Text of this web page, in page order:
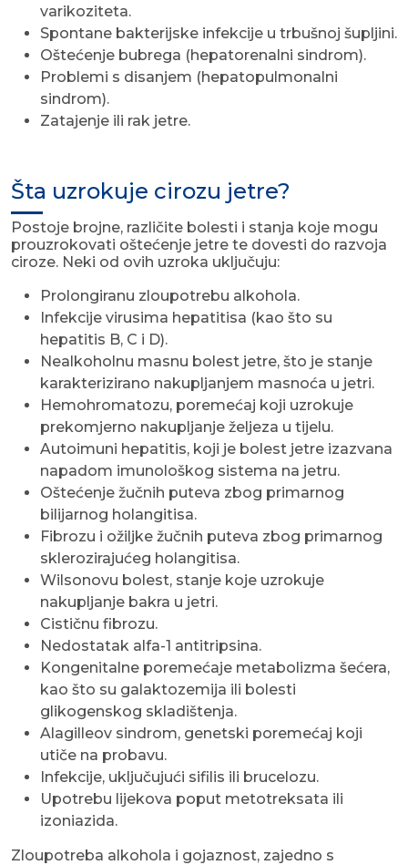
varikoziteta.
Spontane bakterijske infekcije u trbušnoj šupljini.
Oštećenje bubrega (hepatorenalni sindrom).
Problemi s disanjem (hepatopulmonalni
sindrom).
Zatajenje ili rak jetre.
Šta uzrokuje cirozu jetre?
Postoje brojne, različite bolesti i stanja koje mogu
prouzrokovati oštećenje jetre te dovesti do razvoja
ciroze. Neki od ovih uzroka uključuju:
Prolongiranu zloupotrebu alkohola.
Infekcije virusima hepatitisa (kao što su
hepatitis B, C i D).
Nealkoholnu masnu bolest jetre, što je stanje
karakterizirano nakupljanjem masnoća u jetri.
Hemohromatozu, poremećaj koji uzrokuje
prekomjerno nakupljanje željeza u tijelu.
Autoimuni hepatitis, koji je bolest jetre izazvana
napadom imunološkog sistema na jetru.
Oštećenje žučnih puteva zbog primarnog
bilijarnog holangitisa.
Fibrozu i ožiljke žučnih puteva zbog primarnog
sklerozirajućeg holangitisa.
Wilsonovu bolest, stanje koje uzrokuje
nakupljanje bakra u jetri.
Cističnu fibrozu.
Nedostatak alfa-1 antitripsina.
Kongenitalne poremećaje metabolizma šećera,
kao što su galaktozemija ili bolesti
glikogenskog skladištenja.
Alagilleov sindrom, genetski poremećaj koji
utiče na probavu.
Infekcije, uključujući sifilis ili brucelozu.
Upotrebu lijekova poput metotreksata ili
izoniazida.
Zloupotreba alkohola i gojaznost, zajedno s